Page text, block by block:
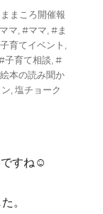
ままころ開催報
マ #ママ #ま
育てイベント
子育て相談 #
本の読み聞か
塩チョーク
ですね☺
。